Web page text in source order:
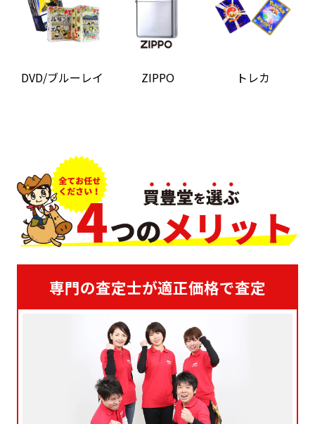
DVD/ブルーレイ ZIPPO トレカ
専門の査定士が適正価格で査定